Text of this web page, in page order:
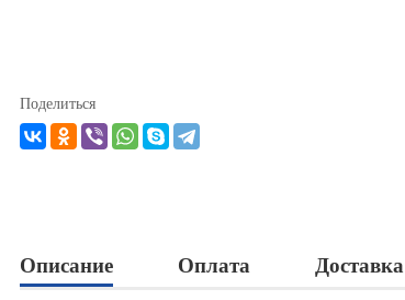
Поделиться
Описание Оплата Доставка